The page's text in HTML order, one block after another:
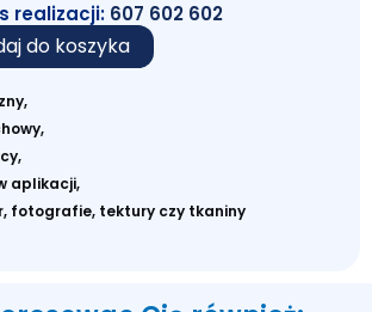
realizacji: 607 602 602
do koszyka
aplikacji,
fotografie, tektury czy tkaniny